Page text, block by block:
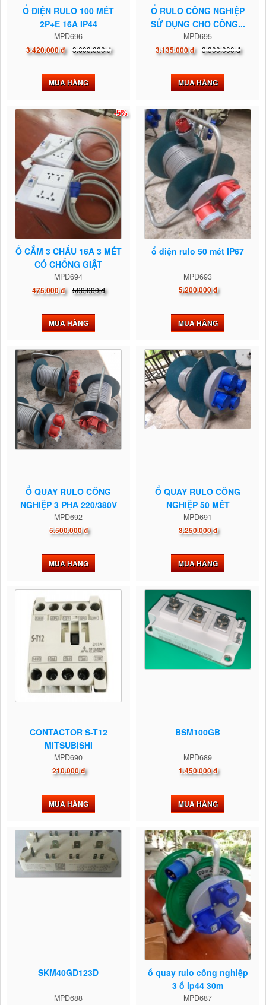
Ổ ĐIỆN RULO 100 MÉT
2P+E 16A IP44
MPD696
3.420.000 đ 3.600.000 đ
MUA HÀNG
Ổ RULO CÔNG NGHIỆP
SỬ DỤNG CHO CÔNG...
MPD695
3.135.000 đ 3.300.000 đ
MUA HÀNG
-5%
Ổ CẮM 3 CHẤU 16A 3 MÉT
CÓ CHỐNG GIẬT
MPD694
475.000 đ 500.000 đ
MUA HÀNG
ổ điện rulo 50 mét IP67
MPD693
5.200.000 đ
MUA HÀNG
Ổ QUAY RULO CÔNG
NGHIỆP 3 PHA 220/380V
MPD692
5.500.000 đ
MUA HÀNG
Ổ QUAY RULO CÔNG
NGHIỆP 50 MÉT
MPD691
3.250.000 đ
MUA HÀNG
CONTACTOR S-T12
MITSUBISHI
MPD690
210.000 đ
MUA HÀNG
BSM100GB
MPD689
1.450.000 đ
MUA HÀNG
SKM40GD123D
MPD688
ổ quay rulo công nghiệp
3 ổ ip44 30m
MPD687